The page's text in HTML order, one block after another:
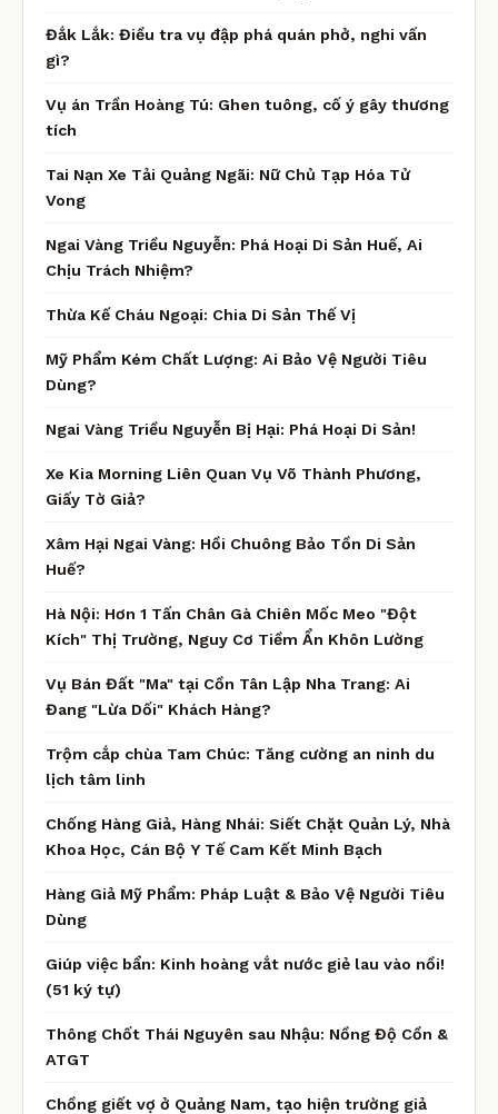
Đắk Lắk: Điều tra vụ đập phá quán phở, nghi vấn
gì?
Vụ án Trần Hoàng Tú: Ghen tuông, cố ý gây thương
tích
Tai Nạn Xe Tải Quảng Ngãi: Nữ Chủ Tạp Hóa Tử
Vong
Ngai Vàng Triều Nguyễn: Phá Hoại Di Sản Huế, Ai
Chịu Trách Nhiệm?
Thừa Kế Cháu Ngoại: Chia Di Sản Thế Vị
Mỹ Phẩm Kém Chất Lượng: Ai Bảo Vệ Người Tiêu
Dùng?
Ngai Vàng Triều Nguyễn Bị Hại: Phá Hoại Di Sản!
Xe Kia Morning Liên Quan Vụ Võ Thành Phương,
Giấy Tờ Giả?
Xâm Hại Ngai Vàng: Hồi Chuông Bảo Tồn Di Sản
Huế?
Hà Nội: Hơn 1 Tấn Chân Gà Chiên Mốc Meo "Đột
Kích" Thị Trường, Nguy Cơ Tiềm Ẩn Khôn Lường
Vụ Bán Đất "Ma" tại Cồn Tân Lập Nha Trang: Ai
Đang "Lừa Dối" Khách Hàng?
Trộm cắp chùa Tam Chúc: Tăng cường an ninh du
lịch tâm linh
Chống Hàng Giả, Hàng Nhái: Siết Chặt Quản Lý, Nhà
Khoa Học, Cán Bộ Y Tế Cam Kết Minh Bạch
Hàng Giả Mỹ Phẩm: Pháp Luật & Bảo Vệ Người Tiêu
Dùng
Giúp việc bẩn: Kinh hoàng vắt nước giẻ lau vào nồi!
(51 ký tự)
Thông Chốt Thái Nguyên sau Nhậu: Nồng Độ Cồn &
ATGT
Chồng giết vợ ở Quảng Nam, tạo hiện trường giả